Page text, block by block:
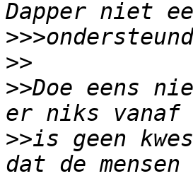
>>>
>>
>>Doe eens
>>is geen